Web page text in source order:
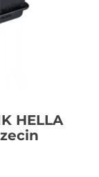
HELLA